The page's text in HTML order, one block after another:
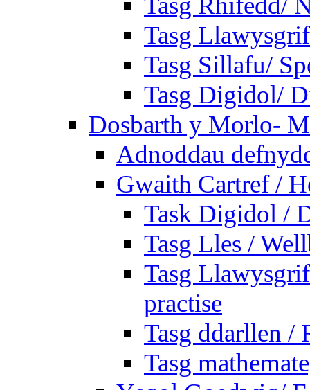
Tasg
Tasg Sillafu/
Tasg Digidol/
Dosbarth y Morlo-
Adnoddau
Gwaith Cartref /
Task Digidol /
Tasg Lles /
Tasg
practise
Tasg ddarllen /
Tasg